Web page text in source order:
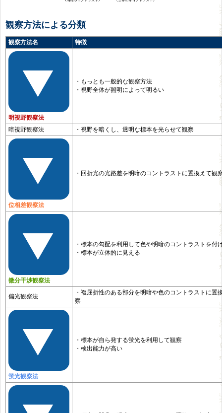
観察方法による分類
観察方法名 特徴
明視野観察法
・もっとも一般的な観察方法
・視野全体が照明によって明るい
暗視野観察法 ・視野を暗くし、透明な標本を光らせて観察
位相差観察法
・回折光の光路差を明暗のコントラストに置換えて観
微分干渉観察法
・標本の勾配を利用して色や明暗のコントラストを付
・標本が立体的に見える
偏光観察法
・複屈折性のある部分を明暗や色のコントラストに置
察
蛍光観察法
・標本が自ら発する蛍光を利用して観察
・検出能力が高い